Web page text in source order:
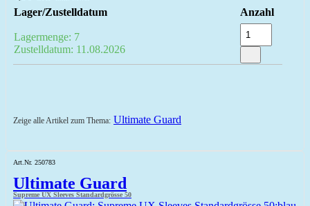
Lager/Zustelldatum Anzahl
Lagermenge: 7
Zustelldatum: 11.08.2026
Zeige alle Artikel zum Thema: Ultimate Guard
Art.Nr. 250783
Ultimate Guard
Supreme UX Sleeves Standardgrösse 50
blau